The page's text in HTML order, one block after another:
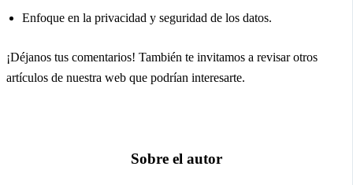
Enfoque en la privacidad y seguridad de los datos.
¡Déjanos tus comentarios! También te invitamos a revisar otros
artículos de nuestra web que podrían interesarte.
Sobre el autor